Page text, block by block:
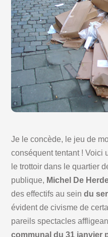
Je le concède, le jeu de
conséquent tentant ! Voici
le trottoir dans le quartier
publique, Michel De
des effectifs au seindu
évident de civisme de
pareils spectacles
communal du 31 janvier